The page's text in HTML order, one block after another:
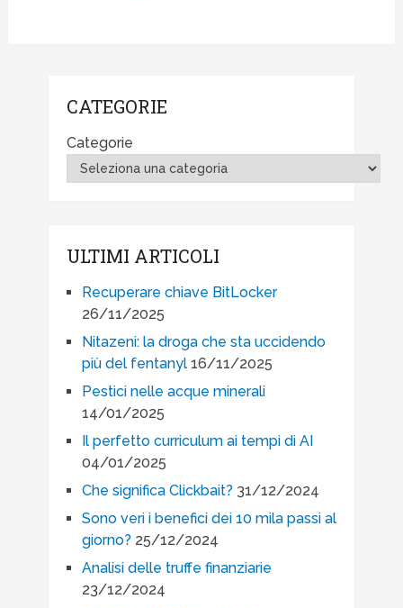
CATEGORIE
Categorie
ULTIMI ARTICOLI
Recuperare chiave BitLocker
26/11/2025
Nitazeni: la droga che sta uccidendo
più del fentanyl 16/11/2025
Pestici nelle acque minerali
14/01/2025
Il perfetto curriculum ai tempi di AI
04/01/2025
Che significa Clickbait? 31/12/2024
Sono veri i benefici dei 10 mila passi al
giorno? 25/12/2024
Analisi delle truffe finanziarie
23/12/2024